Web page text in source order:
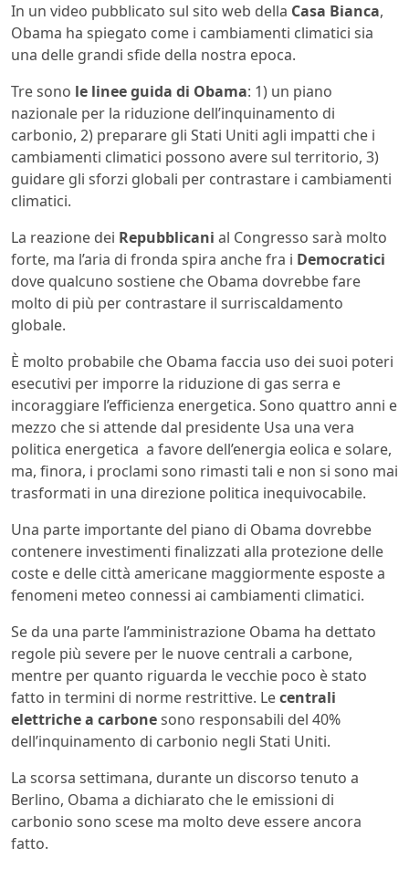
In un video pubblicato sul sito web della Casa Bianca,
Obama ha spiegato come i cambiamenti climatici sia
una delle grandi sfide della nostra epoca.
Tre sono le linee guida di Obama: 1) un piano
nazionale per la riduzione dell’inquinamento di
carbonio, 2) preparare gli Stati Uniti agli impatti che i
cambiamenti climatici possono avere sul territorio, 3)
guidare gli sforzi globali per contrastare i cambiamenti
climatici.
La reazione dei Repubblicani al Congresso sarà molto
forte, ma l’aria di fronda spira anche fra i Democratici
dove qualcuno sostiene che Obama dovrebbe fare
molto di più per contrastare il surriscaldamento
globale.
È molto probabile che Obama faccia uso dei suoi poteri
esecutivi per imporre la riduzione di gas serra e
incoraggiare l’efficienza energetica. Sono quattro anni e
mezzo che si attende dal presidente Usa una vera
politica energetica a favore dell’energia eolica e solare,
ma, finora, i proclami sono rimasti tali e non si sono mai
trasformati in una direzione politica inequivocabile.
Una parte importante del piano di Obama dovrebbe
contenere investimenti finalizzati alla protezione delle
coste e delle città americane maggiormente esposte a
fenomeni meteo connessi ai cambiamenti climatici.
Se da una parte l’amministrazione Obama ha dettato
regole più severe per le nuove centrali a carbone,
mentre per quanto riguarda le vecchie poco è stato
fatto in termini di norme restrittive. Lecentrali
elettriche a carbonesono responsabili del 40%
dell’inquinamento di carbonio negli Stati Uniti.
La scorsa settimana, durante un discorso tenuto a
Berlino, Obama a dichiarato che le emissioni di
carbonio sono scese ma molto deve essere ancora
fatto.